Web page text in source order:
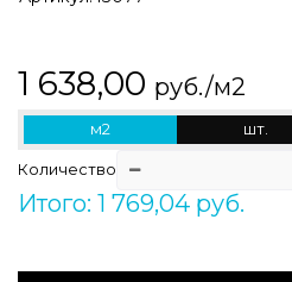
1 638,00 руб./м2
м2 шт.
Количество
Итого: 1 769,04 руб.